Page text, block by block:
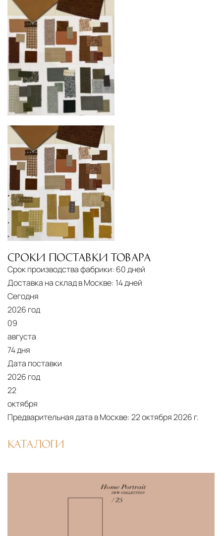
механических повреждений на всех этапах
маршрута.
Страхование грузаВсе международные
поставки застрахованы в соответствии с
международными стандартами. Клиенты могут
выбрать дополнительное страхование для
критичных партий товара.
СРОКИ ПОСТАВКИ ТОВАРА
Срок производства фабрики: 60 дней
Доставка на склад в Москве: 14 дней
Сегодня
2026 год
09
августа
74 дня
Дата поставки
2026 год
22
октября
Предварительная дата в Москве: 22 октября 2026 г.
КАТАЛОГИ